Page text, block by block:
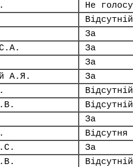
Не
Відсутній
За
За
За
А.Я.
За
Відсутній
Відсутній
За
Відсутня
За
Відсутній